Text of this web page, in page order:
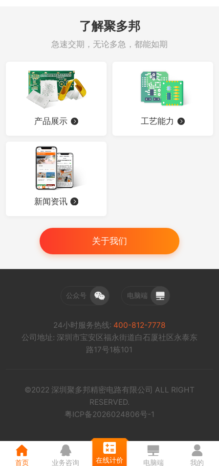
了解聚多邦
急速交期，无论多急，都能如期
产品展示 工艺能力
新闻资讯
关于我们
公众号 电脑端
24小时服务热线: 400-812-7778
公司地址: 深圳市宝安区福永街道白石厦社区永泰东
路17号1栋101
©2022 深圳聚多邦精密电路有限公司 ALL RIGHT
RESERVED.
粤ICP备2026024806号-1
首页 业务咨询 在线计价 电脑端 我的